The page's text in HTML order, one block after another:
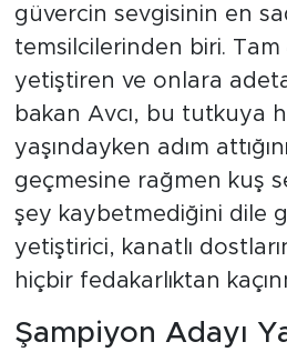
güvercin sevgisinin en
temsilcilerinden biri. Tam
yetiştiren ve onlara
bakan Avcı, bu tutkuya
yaşındayken adım
geçmesine rağmen kuş
şey kaybetmediğini dile
yetiştirici, kanatlı
hiçbir fedakarlıktan
Şampiyon Adayı